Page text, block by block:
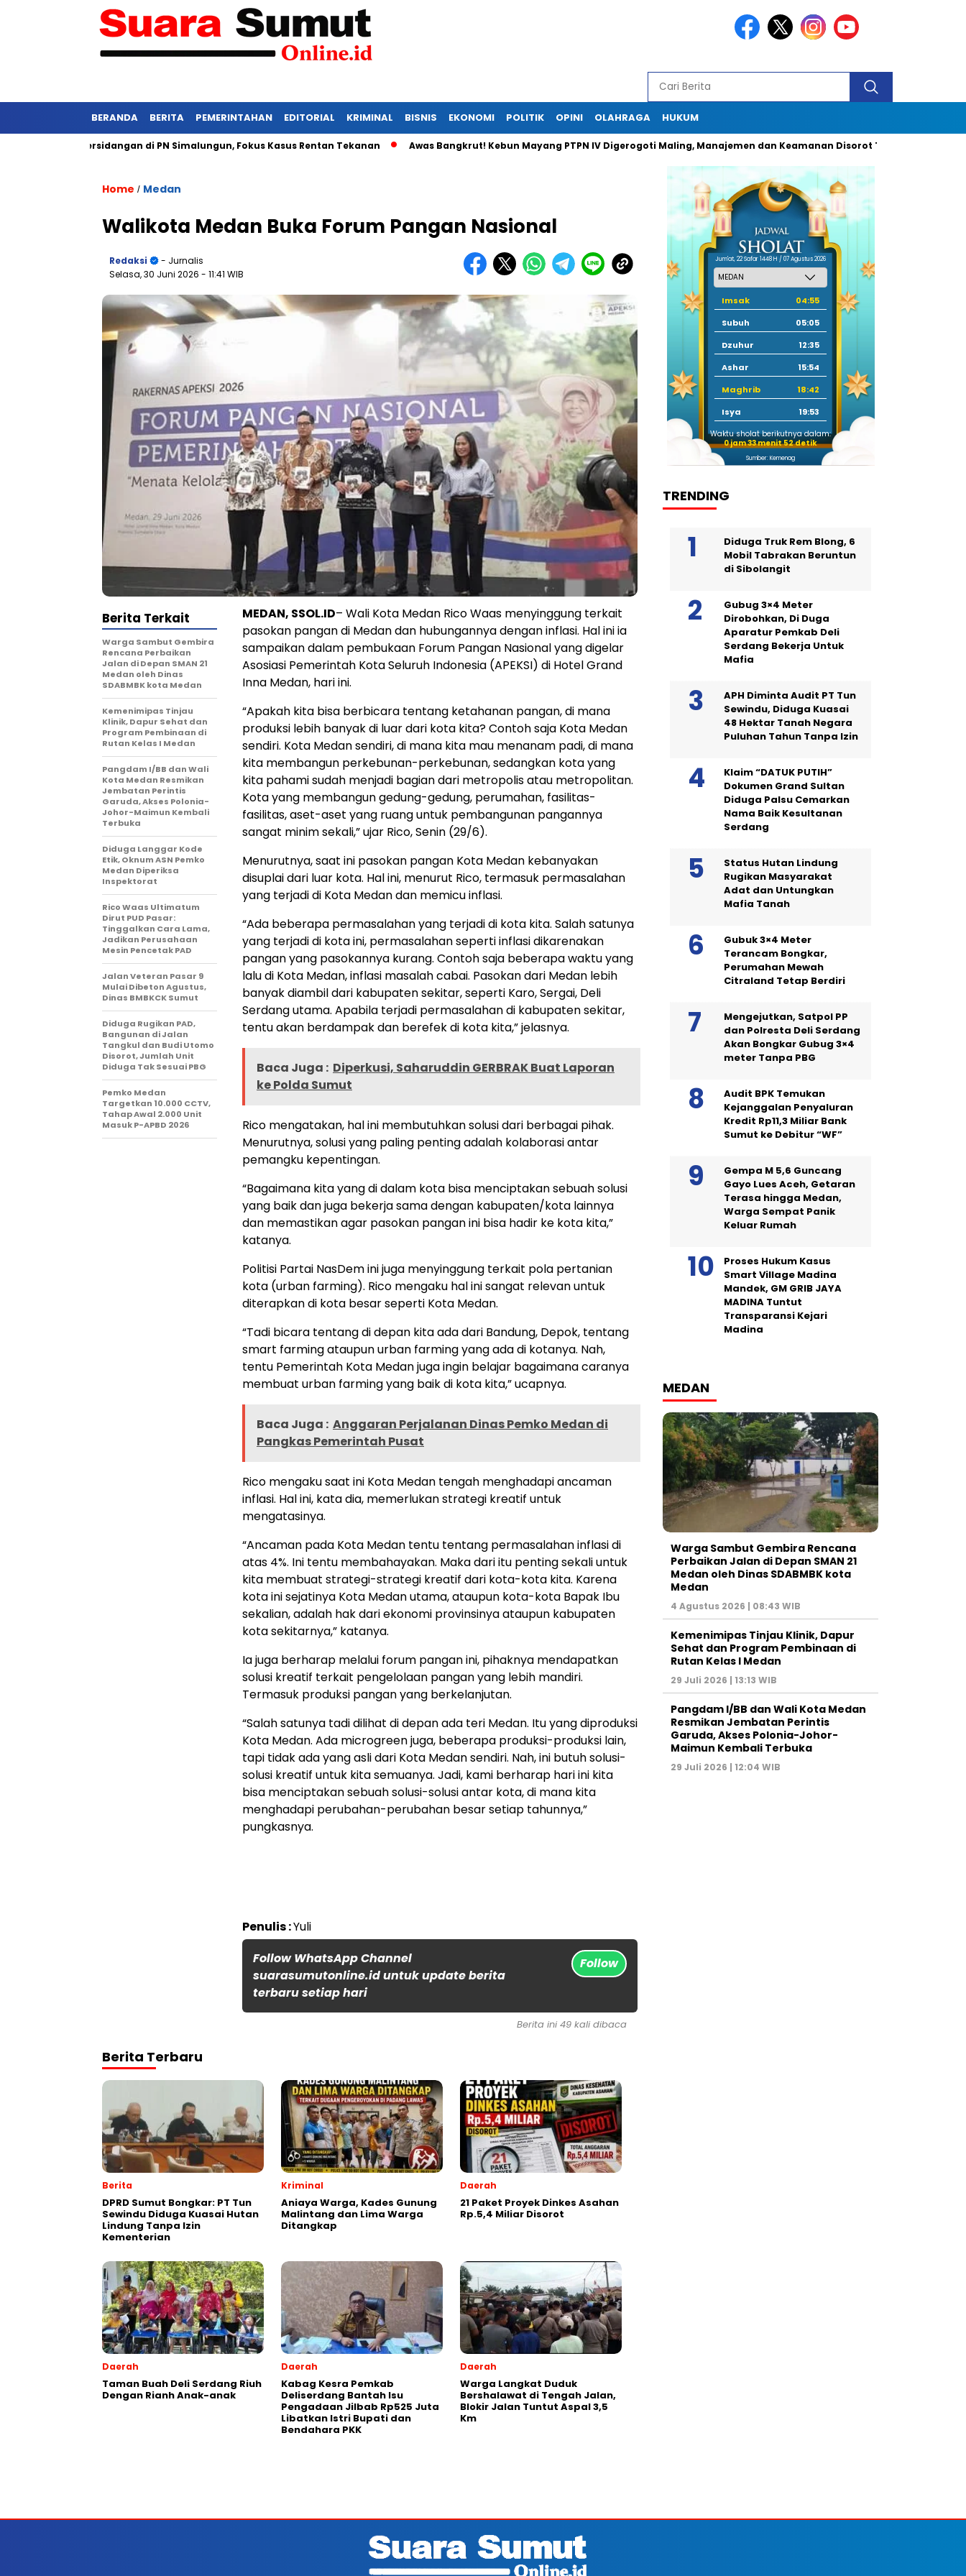
BERANDA BERITA PEMERINTAHAN EDITORIAL KRIMINAL BISNIS EKONOMI POLITIK OPINI OLAHRAGA HUKUM
Persidangan di PN Simalungun, Fokus Kasus Rentan Tekanan Awas Bangkrut! Kebun Mayang PTPN IV Digerogoti Maling, Manajemen dan Keamanan Disorot Tajam
Home / Medan
Walikota Medan Buka Forum Pangan Nasional
Redaksi
- Jurnalis
Selasa, 30 Juni 2026 - 11:41 WIB
MEDAN, SSOL.ID– Wali Kota Medan Rico Waas menyinggung terkait
pasokan pangan di Medan dan hubungannya dengan inflasi. Hal ini ia
sampaikan dalam pembukaan Forum Pangan Nasional yang digelar
Asosiasi Pemerintah Kota Seluruh Indonesia (APEKSI) di Hotel Grand
Inna Medan, hari ini.
“Apakah kita bisa berbicara tentang ketahanan pangan, di mana
produksi lebih banyak di luar dari kota kita? Contoh saja Kota Medan
sendiri. Kota Medan sendiri, di mana kita mau menanam padi, di mana
kita membangun perkebunan-perkebunan, sedangkan kota yang
kita pahami sudah menjadi bagian dari metropolis atau metropolitan.
Kota yang membangun gedung-gedung, perumahan, fasilitas-
fasilitas, aset-aset yang ruang untuk pembangunan pangannya
sangat minim sekali,” ujar Rico, Senin (29/6).
Menurutnya, saat ini pasokan pangan Kota Medan kebanyakan
disuplai dari luar kota. Hal ini, menurut Rico, termasuk permasalahan
yang terjadi di Kota Medan dan memicu inflasi.
“Ada beberapa permasalahan yang terjadi di kota kita. Salah satunya
yang terjadi di kota ini, permasalahan seperti inflasi dikarenakan
pangan yang pasokannya kurang. Contoh saja beberapa waktu yang
lalu di Kota Medan, inflasi masalah cabai. Pasokan dari Medan lebih
banyak diambil dari kabupaten sekitar, seperti Karo, Sergai, Deli
Serdang utama. Apabila terjadi permasalahan di kabupaten sekitar,
tentu akan berdampak dan berefek di kota kita,” jelasnya.
Baca Juga : Diperkusi, Saharuddin GERBRAK Buat Laporan
ke Polda Sumut
Rico mengatakan, hal ini membutuhkan solusi dari berbagai pihak.
Menurutnya, solusi yang paling penting adalah kolaborasi antar
pemangku kepentingan.
“Bagaimana kita yang di dalam kota bisa menciptakan sebuah solusi
yang baik dan juga bekerja sama dengan kabupaten/kota lainnya
dan memastikan agar pasokan pangan ini bisa hadir ke kota kita,”
katanya.
Politisi Partai NasDem ini juga menyinggung terkait pola pertanian
kota (urban farming). Rico mengaku hal ini sangat relevan untuk
diterapkan di kota besar seperti Kota Medan.
“Tadi bicara tentang di depan kita ada dari Bandung, Depok, tentang
smart farming ataupun urban farming yang ada di kotanya. Nah,
tentu Pemerintah Kota Medan juga ingin belajar bagaimana caranya
membuat urban farming yang baik di kota kita,” ucapnya.
Baca Juga : Anggaran Perjalanan Dinas Pemko Medan di
Pangkas Pemerintah Pusat
Rico mengaku saat ini Kota Medan tengah menghadapi ancaman
inflasi. Hal ini, kata dia, memerlukan strategi kreatif untuk
mengatasinya.
“Ancaman pada Kota Medan tentu tentang permasalahan inflasi di
atas 4%. Ini tentu membahayakan. Maka dari itu penting sekali untuk
kita membuat strategi-strategi kreatif dari kota-kota kita. Karena
kota ini sejatinya Kota Medan utama, ataupun kota-kota Bapak Ibu
sekalian, adalah hak dari ekonomi provinsinya ataupun kabupaten
kota sekitarnya,” katanya.
Ia juga berharap melalui forum pangan ini, pihaknya mendapatkan
solusi kreatif terkait pengelolaan pangan yang lebih mandiri.
Termasuk produksi pangan yang berkelanjutan.
“Salah satunya tadi dilihat di depan ada teri Medan. Itu yang diproduksi
Kota Medan. Ada microgreen juga, beberapa produksi-produksi lain,
tapi tidak ada yang asli dari Kota Medan sendiri. Nah, ini butuh solusi-
solusi kreatif untuk kita semuanya. Jadi, kami berharap hari ini kita
bisa menciptakan sebuah solusi-solusi antar kota, di mana kita
menghadapi perubahan-perubahan besar setiap tahunnya,”
pungkasnya.
Penulis :Yuli
Follow WhatsApp Channel
suarasumutonline.id untuk update berita
terbaru setiap hari
Follow
Berita Terkait
Warga Sambut Gembira
Rencana Perbaikan
Jalan di Depan SMAN 21
Medan oleh Dinas
SDABMBK kota Medan
Kemenimipas Tinjau
Klinik, Dapur Sehat dan
Program Pembinaan di
Rutan Kelas I Medan
Pangdam I/BB dan Wali
Kota Medan Resmikan
Jembatan Perintis
Garuda, Akses Polonia-
Johor-Maimun Kembali
Terbuka
Diduga Langgar Kode
Etik, Oknum ASN Pemko
Medan Diperiksa
Inspektorat
Rico Waas Ultimatum
Dirut PUD Pasar:
Tinggalkan Cara Lama,
Jadikan Perusahaan
Mesin Pencetak PAD
Jalan Veteran Pasar 9
Mulai Dibeton Agustus,
Dinas BMBKCK Sumut
Diduga Rugikan PAD,
Bangunan di Jalan
Tangkul dan Budi Utomo
Disorot, Jumlah Unit
Diduga Tak Sesuai PBG
Pemko Medan
Targetkan 10.000 CCTV,
Tahap Awal 2.000 Unit
Masuk P-APBD 2026
Berita ini 49 kali dibaca
Berita Terbaru
Berita
DPRD Sumut Bongkar: PT Tun
Sewindu Diduga Kuasai Hutan
Lindung Tanpa Izin
Kementerian
Kriminal
Aniaya Warga, Kades Gunung
Malintang dan Lima Warga
Ditangkap
Daerah
21 Paket Proyek Dinkes Asahan
Rp.5,4 Miliar Disorot
Daerah
Taman Buah Deli Serdang Riuh
Dengan Rianh Anak-anak
Daerah
Kabag Kesra Pemkab
Deliserdang Bantah Isu
Pengadaan Jilbab Rp525 Juta
Libatkan Istri Bupati dan
Bendahara PKK
Daerah
Warga Langkat Duduk
Bershalawat di Tengah Jalan,
Blokir Jalan Tuntut Aspal 3,5
Km
Jum'at, 22 Safar 1448 H / 07 Agustus 2026
Imsak
04:55
Subuh
05:05
Dzuhur
12:35
Ashar
15:54
Maghrib
18:42
Isya
19:53
Waktu sholat berikutnya dalam:
0 jam 33 menit 51 detik
Sumber: Kemenag
TRENDING
Diduga Truk Rem Blong, 6
Mobil Tabrakan Beruntun
di Sibolangit
Gubug 3×4 Meter
Dirobohkan, Di Duga
Aparatur Pemkab Deli
Serdang Bekerja Untuk
Mafia
APH Diminta Audit PT Tun
Sewindu, Diduga Kuasai
48 Hektar Tanah Negara
Puluhan Tahun Tanpa Izin
Klaim “DATUK PUTIH”
Dokumen Grand Sultan
Diduga Palsu Cemarkan
Nama Baik Kesultanan
Serdang
Status Hutan Lindung
Rugikan Masyarakat
Adat dan Untungkan
Mafia Tanah
Gubuk 3×4 Meter
Terancam Bongkar,
Perumahan Mewah
Citraland Tetap Berdiri
Mengejutkan, Satpol PP
dan Polresta Deli Serdang
Akan Bongkar Gubug 3×4
meter Tanpa PBG
Audit BPK Temukan
Kejanggalan Penyaluran
Kredit Rp11,3 Miliar Bank
Sumut ke Debitur “WF”
Gempa M 5,6 Guncang
Gayo Lues Aceh, Getaran
Terasa hingga Medan,
Warga Sempat Panik
Keluar Rumah
Proses Hukum Kasus
Smart Village Madina
Mandek, GM GRIB JAYA
MADINA Tuntut
Transparansi Kejari
Madina
MEDAN
Warga Sambut Gembira Rencana
Perbaikan Jalan di Depan SMAN 21
Medan oleh Dinas SDABMBK kota
Medan
4 Agustus 2026 | 08:43 WIB
Kemenimipas Tinjau Klinik, Dapur
Sehat dan Program Pembinaan di
Rutan Kelas I Medan
29 Juli 2026 | 13:13 WIB
Pangdam I/BB dan Wali Kota Medan
Resmikan Jembatan Perintis
Garuda, Akses Polonia-Johor-
Maimun Kembali Terbuka
29 Juli 2026 | 12:04 WIB